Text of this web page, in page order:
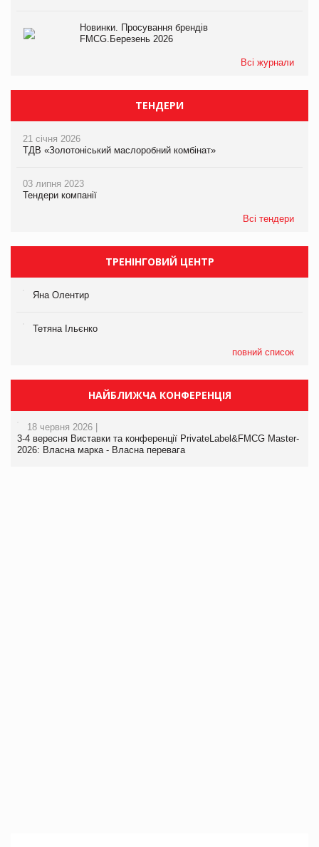
Новинки. Просування брендів
FMCG.Березень 2026
Всі журнали
ТЕНДЕРИ
21 січня 2026
ТДВ «Золотоніський маслоробний комбінат»
03 липня 2023
Тендери компанії
Всі тендери
ТРЕНІНГОВИЙ ЦЕНТР
Яна Олентир
Тетяна Ільєнко
повний список
НАЙБЛИЖЧА КОНФЕРЕНЦІЯ
18 червня 2026 |
3-4 вересня Виставки та конференції PrivateLabel&FMCG Master-
2026: Власна марка - Власна перевага